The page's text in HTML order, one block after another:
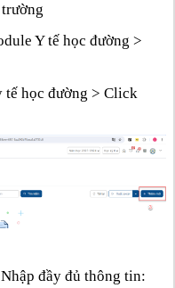
Y tế học đường >
tế học đường > Click
đầy đủ thông tin: